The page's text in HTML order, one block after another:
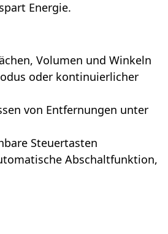
Energie.
Volumen und Winkeln
oder kontinuierlicher
von Entfernungen unter
Steuertasten
Abschaltfunktion,